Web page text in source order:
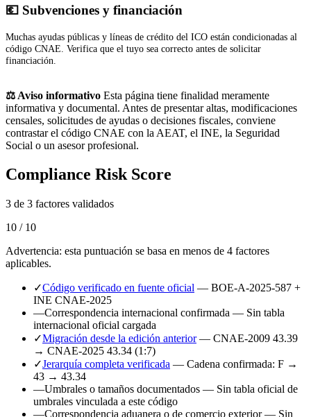
💶 Subvenciones y financiación
Muchas ayudas públicas y líneas de crédito del ICO están condicionadas al
código CNAE. Verifica que el tuyo sea correcto antes de solicitar
financiación.
⚖️ Aviso informativo Esta página tiene finalidad meramente
informativa y documental. Antes de presentar altas, modificaciones
censales, solicitudes de ayudas o decisiones fiscales, conviene
contrastar el código CNAE con la AEAT, el INE, la Seguridad
Social o un asesor profesional.
Compliance Risk Score
3 de 3 factores validados
10 / 10
Advertencia: esta puntuación se basa en menos de 4 factores
aplicables.
✓Código verificado en fuente oficial — BOE-A-2025-587 +
INE CNAE-2025
—Correspondencia internacional confirmada — Sin tabla
internacional oficial cargada
✓Migración desde la edición anterior — CNAE-2009 43.39
→ CNAE-2025 43.34 (1:7)
✓Jerarquía completa verificada — Cadena confirmada: F →
43 → 43.34
—Umbrales o tamaños documentados — Sin tabla oficial de
umbrales vinculada a este código
—Correspondencia aduanera o de comercio exterior— Sin